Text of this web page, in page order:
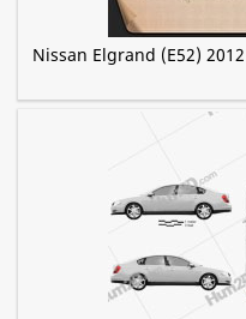
Nissan Elgrand (E52) 2012